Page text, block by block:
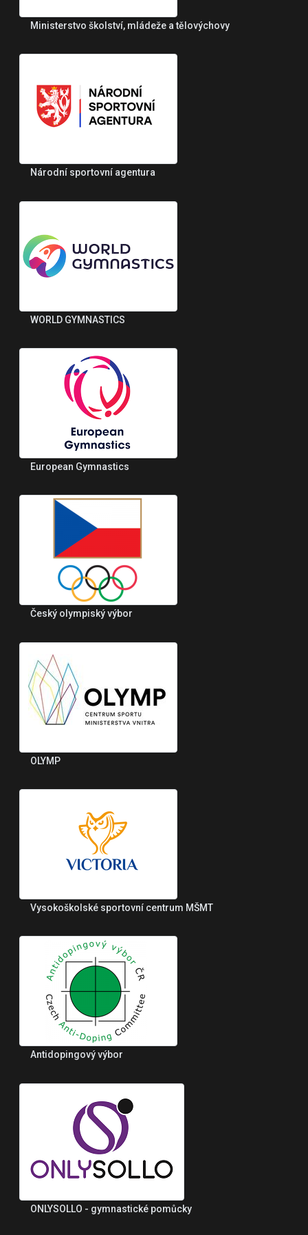
Ministerstvo školství, mládeže a tělovýchovy
Národní sportovní agentura
WORLD GYMNASTICS
European Gymnastics
Český olympiský výbor
OLYMP
Vysokoškolské sportovní centrum MŠMT
Antidopingový výbor
ONLYSOLLO - gymnastické pomůcky